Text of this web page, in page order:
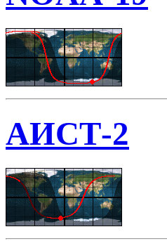
АИСТ-2